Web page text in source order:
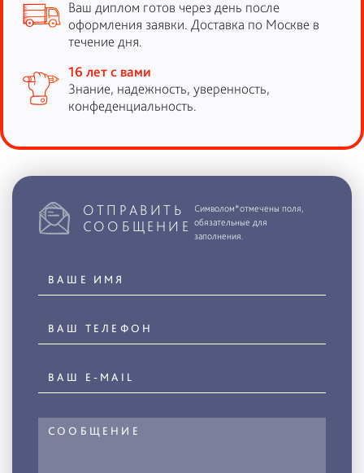
Ваш диплом готов через день после
оформления заявки. Доставка по Москве в
течение дня.
16 лет с вами
Знание, надежность, уверенность,
конфеденциальность.
ОТПРАВИТЬ
СООБЩЕНИЕ
Символом*отмечены поля,
обязательные для
заполнения.